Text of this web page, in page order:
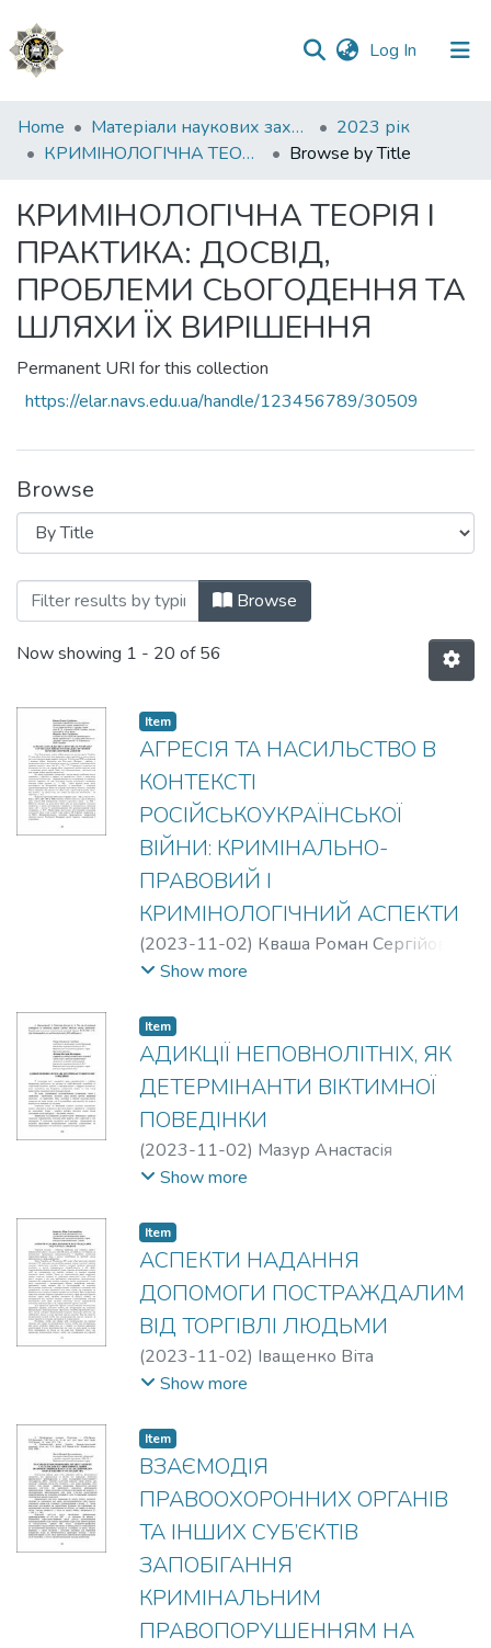
Log In (current)
Communities
&
All of DSpace
Home Матеріали наукових заходів
2023 рік
КРИМІНОЛОГІЧНА ТЕОРІЯ І ПРАКТИКА: ДОСВІД, ПРОБЛЕМИ СЬОГОДЕННЯ ТА ШЛЯХИ ЇХ ВИРІШЕННЯ
Browse by Title
КРИМІНОЛОГІЧНА ТЕОРІЯ І
ПРАКТИКА: ДОСВІД,
ПРОБЛЕМИ СЬОГОДЕННЯ ТА
ШЛЯХИ ЇХ ВИРІШЕННЯ
Permanent URI for this collection
https://elar.navs.edu.ua/handle/123456789/30509
Browse
Browsing КРИМІНОЛОГІЧНА
Browse
Now showing 1 - 20 of 56
Item
АГРЕСІЯ ТА НАСИЛЬСТВО В
КОНТЕКСТІ
РОСІЙСЬКОУКРАЇНСЬКОЇ
ВІЙНИ: КРИМІНАЛЬНО-
ПРАВОВИЙ І
КРИМІНОЛОГІЧНИЙ АСПЕКТИ
(2023-11-02) Кваша Роман Сергійович
Фещенко Олег Сергійович
Show more
Item
АДИКЦІЇ НЕПОВНОЛІТНІХ, ЯК
ДЕТЕРМІНАНТИ ВІКТИМНОЇ
ПОВЕДІНКИ
(2023-11-02) Мазур Анастасія
Сергіївна;Литвин Вікторія Вікторівна
Show more
Item
АСПЕКТИ НАДАННЯ
ДОПОМОГИ ПОСТРАЖДАЛИМ
ВІД ТОРГІВЛІ ЛЮДЬМИ
(2023-11-02) Іващенко Віта
Олександрівна
Show more
Item
ВЗАЄМОДІЯ
ПРАВООХОРОННИХ ОРГАНІВ
ТА ІНШИХ СУБ’ЄКТІВ
ЗАПОБІГАННЯ
КРИМІНАЛЬНИМ
ПРАВОПОРУШЕННЯМ НА